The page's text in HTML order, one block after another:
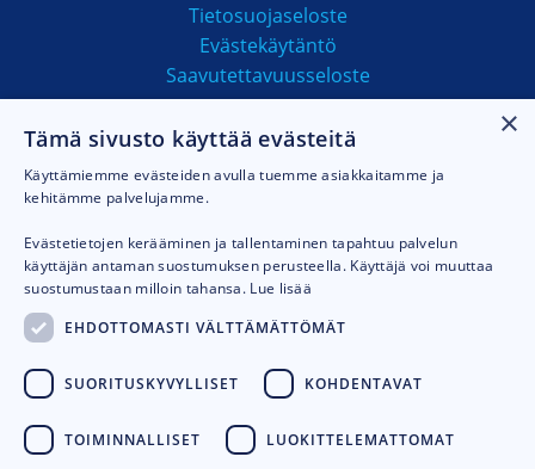
Tietosuojaseloste
Evästekäytäntö
Saavutettavuusseloste
MAKSUTAVAT
×
Tämä sivusto käyttää evästeitä
Käyttämiemme evästeiden avulla tuemme asiakkaitamme ja
kehitämme palvelujamme.
Evästetietojen kerääminen ja tallentaminen tapahtuu palvelun
käyttäjän antaman suostumuksen perusteella. Käyttäjä voi muuttaa
suostumustaan milloin tahansa. Lue lisää
EHDOTTOMASTI VÄLTTÄMÄTTÖMÄT
SUORITUSKYVYLLISET KOHDENTAVAT
TOIMINNALLISET LUOKITTELEMATTOMAT